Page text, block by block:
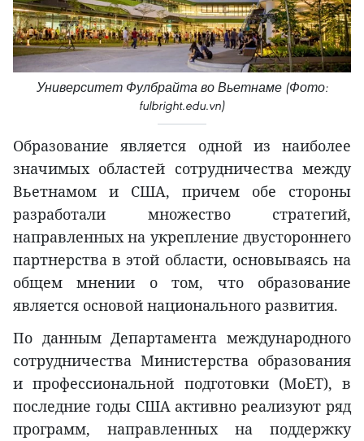
Университет Фулбрайта во Вьетнаме (Фото:
fulbright.edu.vn)
Образование является одной из наиболее
значимых областей сотрудничества между
Вьетнамом и США, причем обе стороны
разработали множество стратегий,
направленных на укрепление двустороннего
партнерства в этой области, основываясь на
общем мнении о том, что образование
является основой национального развития.
По данным Департамента международного
сотрудничества Министерства образования
и профессиональной подготовки (MoET), в
последние годы США активно реализуют ряд
программ, направленных на поддержку